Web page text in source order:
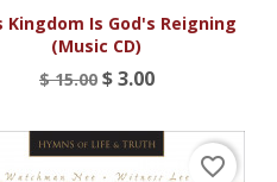
Vista rápida
Kingdom Is God's Reigning
(Music CD)
$ 15.00 $ 3.00
favorite_border